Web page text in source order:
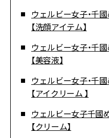
ウェルビー女子・千
【洗顔アイテム】
ウェルビー女子・千
【美容液】
ウェルビー女子・千
【アイクリーム 】
ウェルビー女子千國
【クリーム】